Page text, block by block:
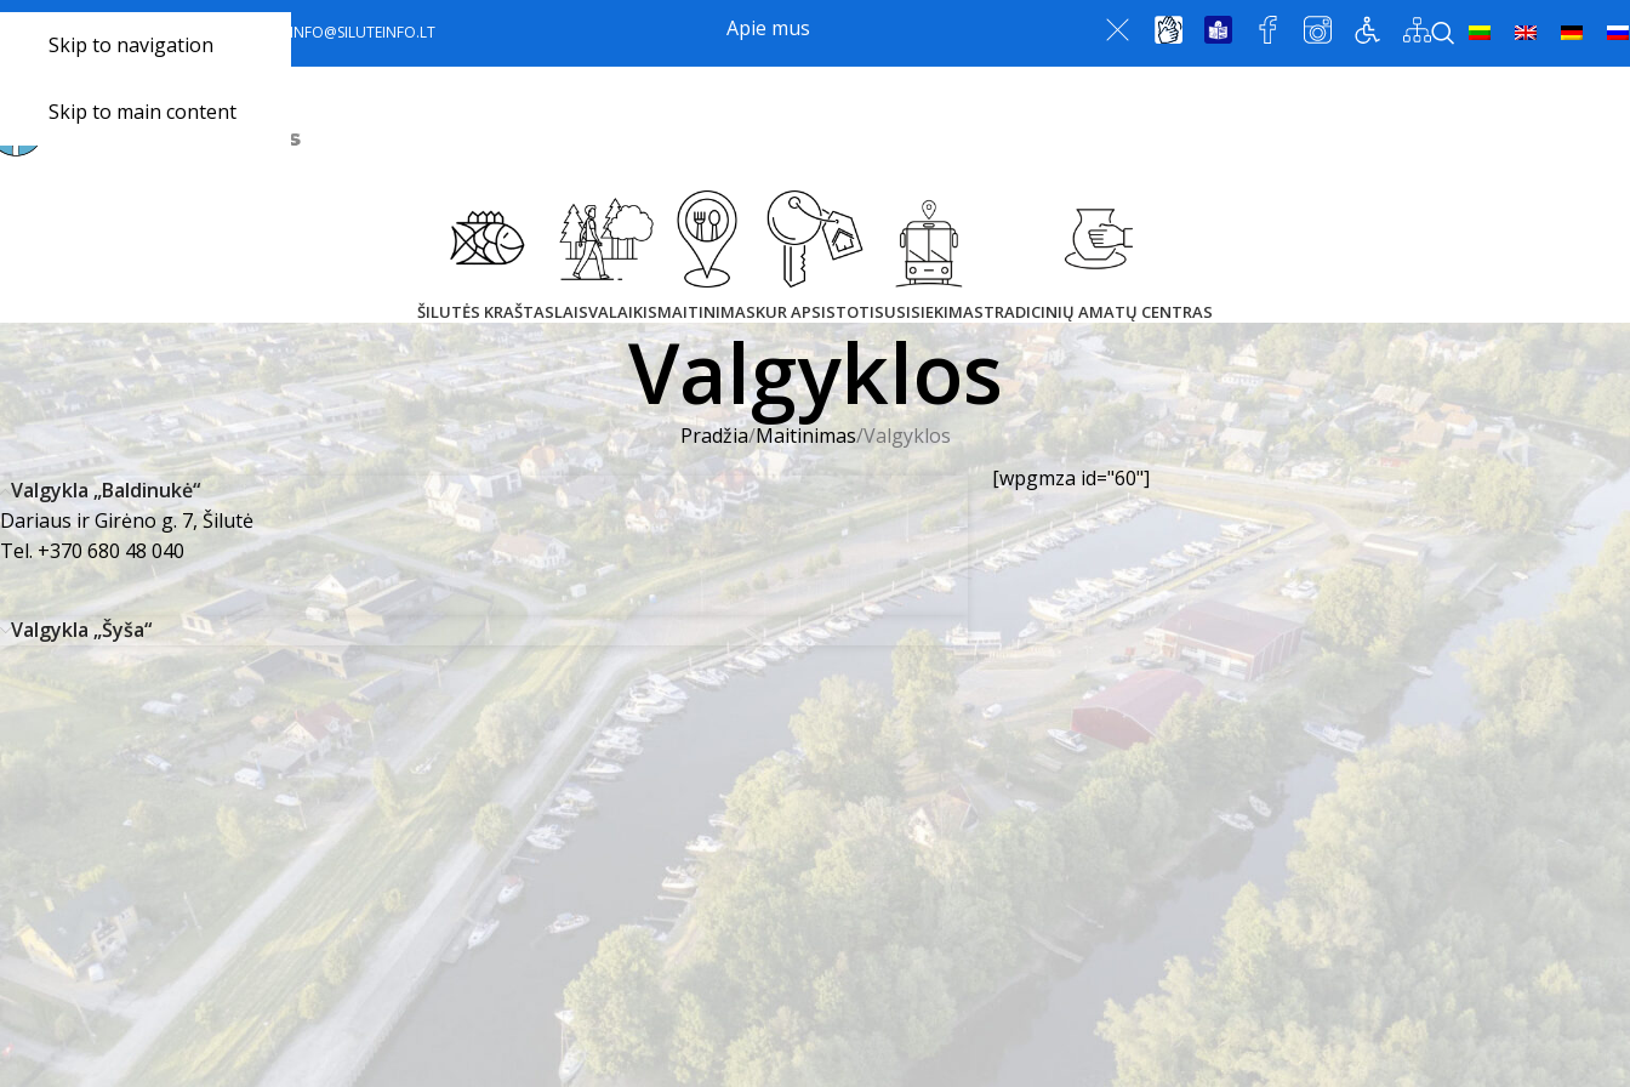
Skip to navigation
Skip to main content
INFO@SILUTEINFO.LT Apie mus
ŠILUTĖS KRAŠTASLAISVALAIKISMAITINIMASKUR APSISTOTISUSISIEKIMASTRADICINIŲ AMATŲ CENTRAS
Valgyklos
Pradžia Maitinimas Valgyklos
Valgykla „Baldinukė“
Dariaus ir Girėno g. 7, Šilutė
Tel. +370 680 48 040
Valgykla „Šyša“
[wpgmza id="60"]
Atnaujinimo data: 2023-06-15
ŠILUTĖS TURIZMO INFORMACIJOS
Lietuvininkų g. 4, LT-99185 Šilutė
+370 441 77 785
info@siluteinfo.lt
Darbo laikas
Pirmadienis–penktadienis
8:00–18:00
Šeštadienis–sekmadienis
10:00–16:00
2026-08-14
8:00–17:00
2026-08-15
– Žolinė 8:00–16:00
TRADICINIŲ AMATŲ CENTRAS
ŠVĖKŠNOJE
Šilutės turizmo informacijos centro
filialas
Liepų a. 25A, LT-99383 Švėkšna
+370 441 68 035
+370 655 55 886
amatai@siluteinfo.lt
Pirmadienis–ketvirtadienis
8:00–17:00
8:00–15:45
DRAUGAUKIME
Sekite mus
Facebook
Instagram
Įvertinkite mus
padėkite mums tobulinti paslaugas.
STEIGĖJAS